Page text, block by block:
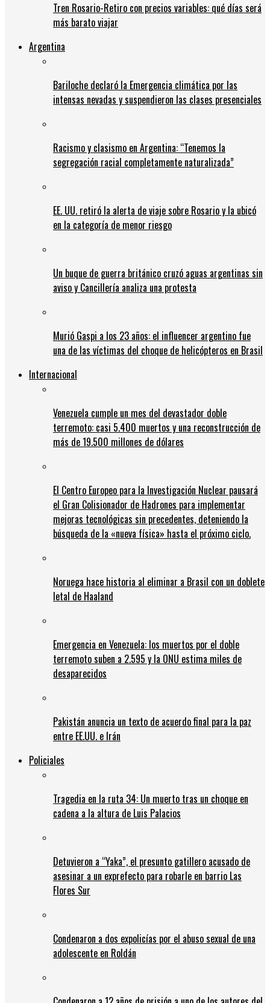
Tren Rosario-Retiro con precios variables: qué días será
más barato viajar
Argentina
Bariloche declaró la Emergencia climática por las
intensas nevadas y suspendieron las clases presenciales
Racismo y clasismo en Argentina: “Tenemos la
segregación racial completamente naturalizada”
EE. UU. retiró la alerta de viaje sobre Rosario y la ubicó
en la categoría de menor riesgo
Un buque de guerra británico cruzó aguas argentinas sin
aviso y Cancillería analiza una protesta
Murió Gaspi a los 23 años: el influencer argentino fue
una de las víctimas del choque de helicópteros en Brasil
Internacional
Venezuela cumple un mes del devastador doble
terremoto: casi 5.400 muertos y una reconstrucción de
más de 19.500 millones de dólares
El Centro Europeo para la Investigación Nuclear pausará
el Gran Colisionador de Hadrones para implementar
mejoras tecnológicas sin precedentes, deteniendo la
búsqueda de la «nueva física» hasta el próximo ciclo.
Noruega hace historia al eliminar a Brasil con un doblete
letal de Haaland
Emergencia en Venezuela: los muertos por el doble
terremoto suben a 2.595 y la ONU estima miles de
desaparecidos
Pakistán anuncia un texto de acuerdo final para la paz
entre EE.UU. e Irán
Policiales
Tragedia en la ruta 34: Un muerto tras un choque en
cadena a la altura de Luis Palacios
Detuvieron a “Yaka”, el presunto gatillero acusado de
asesinar a un exprefecto para robarle en barrio Las
Flores Sur
Condenaron a dos expolicías por el abuso sexual de una
adolescente en Roldán